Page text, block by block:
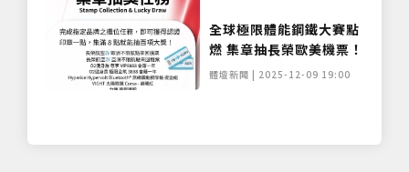
全球極限體能鋼鐵大賽點
燃 集章抽長榮歐美機票！
體壇新聞 | 2025-12-09 19:00